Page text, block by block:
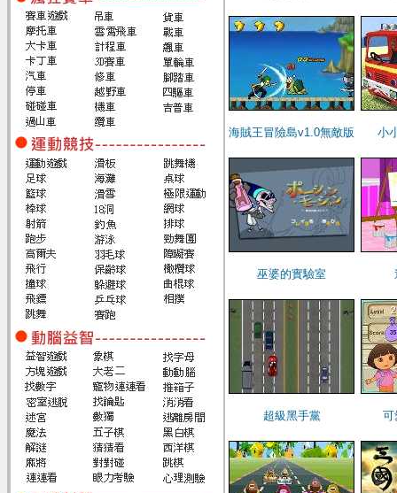
海賊王冒險島v1.0無敵版 小
巫婆的實驗室
超級黑手黨 可